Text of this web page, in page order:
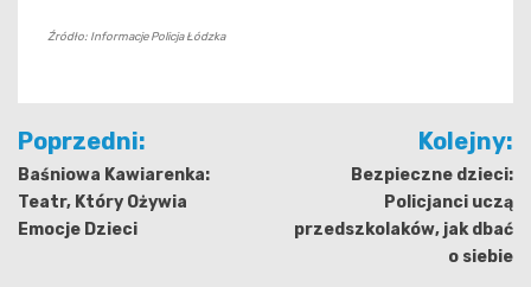
Źródło: Informacje Policja Łódzka
Nawigacja
wpisu
Poprzedni:
Baśniowa Kawiarenka:
Teatr, Który Ożywia
Emocje Dzieci
Kolejny:
Bezpieczne dzieci:
Policjanci uczą
przedszkolaków, jak dbać
o siebie